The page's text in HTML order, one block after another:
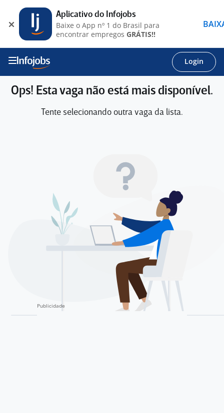
Login
Ops! Esta vaga não está mais disponível.
Tente selecionando outra vaga da lista.
Aplicativo do Infojobs
Baixe o App nº 1 do Brasil para
encontrar empregos GRÁTIS!!